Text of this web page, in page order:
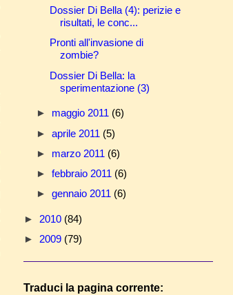
Dossier Di Bella (4): perizie e
risultati, le conc...
Pronti all'invasione di
zombie?
Dossier Di Bella: la
sperimentazione (3)
► maggio 2011 (6)
► aprile 2011 (5)
► marzo 2011 (6)
► febbraio 2011 (6)
► gennaio 2011 (6)
► 2010 (84)
► 2009 (79)
Traduci la pagina corrente: